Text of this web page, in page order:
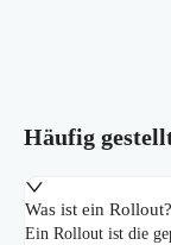
Häufig
Was ist ein Rollout?
Ein Rollout ist die